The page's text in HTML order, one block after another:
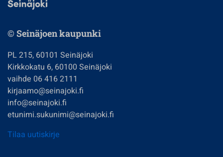
© Seinäjoen kaupunki
PL 215, 60101 Seinäjoki
Kirkkokatu 6, 60100 Seinäjoki
vaihde 06 416 2111
kirjaamo@seinajoki.fi
info@seinajoki.fi
etunimi.sukunimi@seinajoki.fi
Tilaa uutiskirje